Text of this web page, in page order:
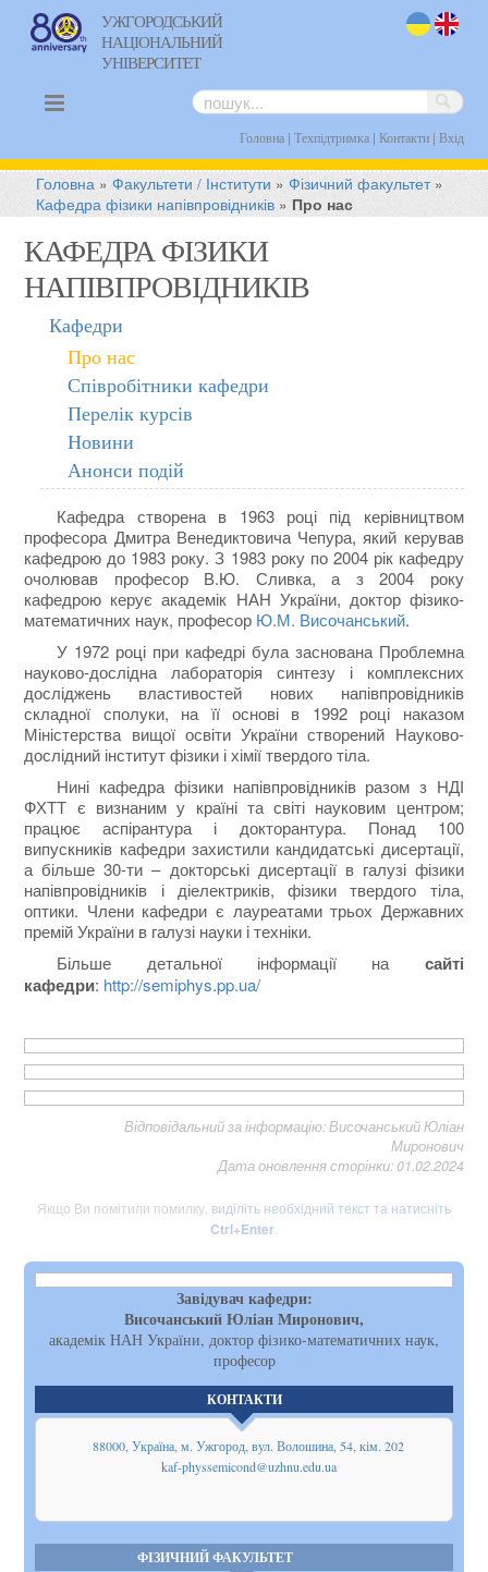
УЖГОРОДСЬКИЙ
НАЦІОНАЛЬНИЙ
УНІВЕРСИТЕТ
Головна| Техпідтримка| Контакти| Вхід
Головна »Факультети / Інститути »Фізичний факультет»
Кафедра фізики напівпровідників » Про нас
КАФЕДРА ФІЗИКИ
НАПІВПРОВІДНИКІВ
Кафедри
Про нас
Співробітники кафедри
Перелік курсів
Новини
Анонси подій
Кафедра створена в 1963 році під керівництвом
професора Дмитра Венедиктовича Чепура, який керував
кафедрою до 1983 року. З 1983 року по 2004 рік кафедру
очолював професор В.Ю. Сливка, а з 2004 року
кафедрою керуєакадемік НАН України, доктор фізико-
математичних наук, професор Ю.М. Височанський.
У 1972 році при кафедрі була заснована Проблемна
науково-дослідна лабораторія синтезу і комплексних
досліджень властивостей нових напівпровідників
складної сполуки, на її основі в 1992 році наказом
Міністерства вищої освіти України створений Науково-
дослідний інститут фізики і хімії твердого тіла.
Нині кафедра фізики напівпровідників разом з НДІ
ФХТТ є визнаним у країні та світі науковим центром;
працює аспірантура і докторантура. Понад 100
випускників кафедри захистили кандидатські дисертації,
а більше 30-ти – докторські дисертації в галузі фізики
напівпровідників і діелектриків, фізики твердого тіла,
оптики. Члени кафедри є лауреатами трьох Державних
премій України в галузі науки і техніки.
Більше детальної інформації на сайті
кафедри: http://semiphys.pp.ua/
Відповідальний за інформацію: Височанський Юліан
Миронович
Дата оновлення сторінки: 01.02.2024
Якщо Ви помітили помилку, виділіть необхідний текст та натисніть
Ctrl+Enter
Завідувач кафедри:
Височанський Юліан Миронович,
академік НАН України, доктор фізико-математичних наук,
професор
КОНТАКТИ
88000, Україна, м. Ужгород, вул. Волошина, 54, кім. 202
kaf-physsemicond@uzhnu.edu.ua
Показати
на мапі
ФІЗИЧНИЙ ФАКУЛЬТЕТ